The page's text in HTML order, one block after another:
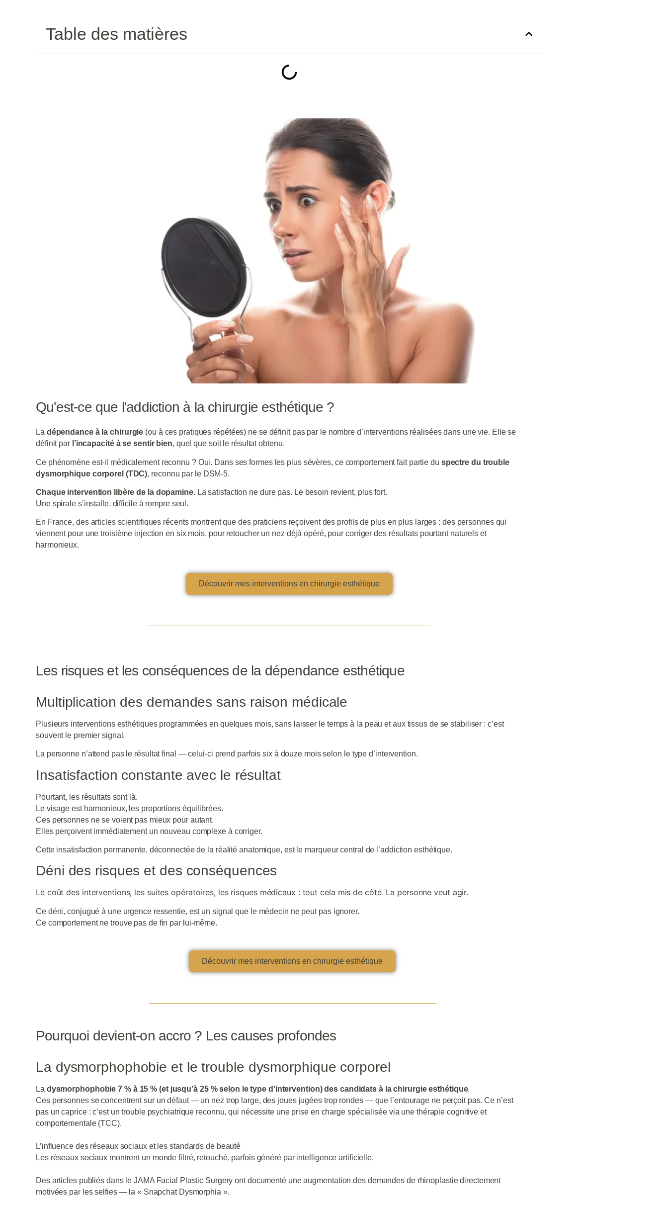
Table des matières
Qu'est-ce que l'addiction à la chirurgie esthétique ?
La dépendance à la chirurgie (ou à ces pratiques répétées) ne se définit pas par le nombre d’interventions réalisées dans une vie. Elle se
définit par l’incapacité à se sentir bien, quel que soit le résultat obtenu.
Ce phénomène est-il médicalement reconnu ? Oui. Dans ses formes les plus sévères, ce comportement fait partie du spectre du trouble
dysmorphique corporel (TDC), reconnu par le DSM-5.
Chaque intervention libère de la dopamine. La satisfaction ne dure pas. Le besoin revient, plus fort.
Une spirale s’installe, difficile à rompre seul.
En France, des articles scientifiques récents montrent que des praticiens reçoivent des profils de plus en plus larges : des personnes qui
viennent pour une troisième injection en six mois, pour retoucher un nez déjà opéré, pour corriger des résultats pourtant naturels et
harmonieux.
Découvrir mes interventions en chirurgie esthétique
Les risques et les conséquences de la dépendance esthétique
Multiplication des demandes sans raison médicale
Plusieurs interventions esthétiques programmées en quelques mois, sans laisser le temps à la peau et aux tissus de se stabiliser : c’est
souvent le premier signal.
La personne n’attend pas le résultat final — celui-ci prend parfois six à douze mois selon le type d’intervention.
Insatisfaction constante avec le résultat
Pourtant, les résultats sont là.
Le visage est harmonieux, les proportions équilibrées.
Ces personnes ne se voient pas mieux pour autant.
Elles perçoivent immédiatement un nouveau complexe à corriger.
Cette insatisfaction permanente, déconnectée de la réalité anatomique, est le marqueur central de l’addiction esthétique.
Déni des risques et des conséquences
Le coût des interventions, les suites opératoires, les risques médicaux : tout cela mis de côté. La personne veut agir.
Ce déni, conjugué à une urgence ressentie, est un signal que le médecin ne peut pas ignorer.
Ce comportement ne trouve pas de fin par lui-même.
Découvrir mes interventions en chirurgie esthétique
Pourquoi devient-on accro ? Les causes profondes
La dysmorphophobie et le trouble dysmorphique corporel
La dysmorphophobie 7 % à 15 % (et jusqu’à 25 % selon le type d’intervention) des candidats à la chirurgie esthétique.
Ces personnes se concentrent sur un défaut — un nez trop large, des joues jugées trop rondes — que l’entourage ne perçoit pas. Ce n’est
pas un caprice : c’est un trouble psychiatrique reconnu, qui nécessite une prise en charge spécialisée via une thérapie cognitive et
comportementale (TCC).
L’influence des réseaux sociaux et les standards de beauté
Les réseaux sociaux montrent un monde filtré, retouché, parfois généré par intelligence artificielle.
Des articles publiés dans le JAMA Facial Plastic Surgery ont documenté une augmentation des demandes de rhinoplastie directement
motivées par les selfies — la « Snapchat Dysmorphia ».